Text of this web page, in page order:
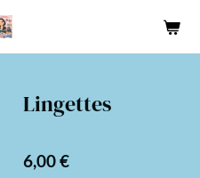
Lingettes
6,00 €